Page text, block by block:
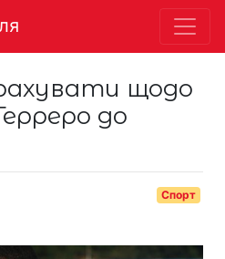
щодо
до
Спорт